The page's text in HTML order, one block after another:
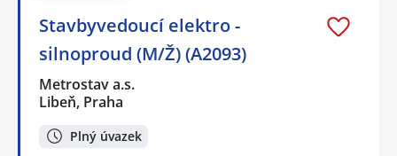
Stavbyvedoucí elektro -
silnoproud (M/Ž) (A2093)
Metrostav a.s.
Libeň, Praha
Plný úvazek